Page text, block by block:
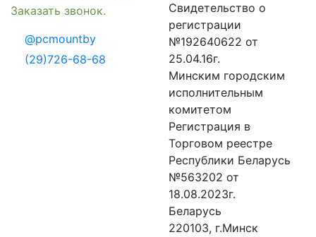
Заказать звонок.
@pcmountby
(29)726-68-68
Свидетельство о
регистрации
№192640622 от
25.04.16г.
Минским городским
исполнительным
комитетом
Регистрация в
Торговом реестре
Республики Беларусь
№563202 от
18.08.2023г.
Беларусь
220103, г.Минск